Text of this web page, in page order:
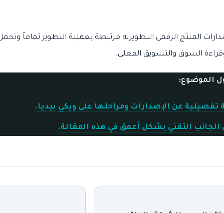
المنتج الرقمي التطويرية مرتبطة بعملية التطوير تماماً
وقراءة السوق والتسويق الفعلي.
الموضوع:
تفصيلية عن الإصدارات ومراحلها على ويكي بيديا.
الجانب التقني بشكل أعمق في هذه المقالة.